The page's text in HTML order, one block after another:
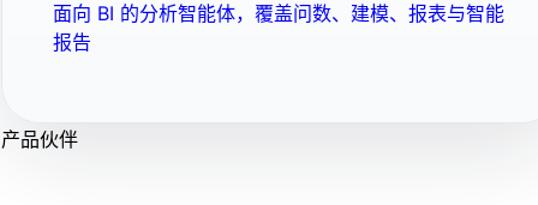
面向 BI 的分析智能体，覆盖问数、建模、报表与智能
报告
产品伙伴